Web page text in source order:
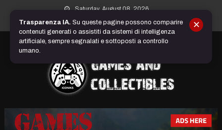
content
Saturday, August 08, 2026
Trasparenza IA. Su queste pagine possono comparire
contenuti generati o assistiti da sistemi di intelligenza
artificiale, sempre segnalati e sottoposti a controllo
umano.
✕